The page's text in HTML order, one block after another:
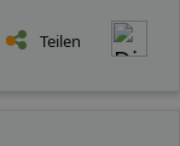
Teilen